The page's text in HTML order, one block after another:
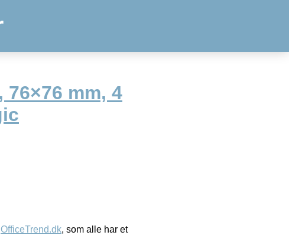
76×76 mm, 4
OfficeTrend.dk, som alle har et